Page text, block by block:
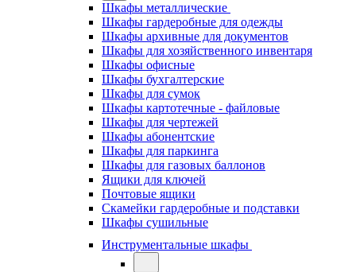
Шкафы металлические
Шкафы гардеробные для одежды
Шкафы архивные для документов
Шкафы для хозяйственного инвентаря
Шкафы офисные
Шкафы бухгалтерские
Шкафы для сумок
Шкафы картотечные - файловые
Шкафы для чертежей
Шкафы абонентские
Шкафы для паркинга
Шкафы для газовых баллонов
Ящики для ключей
Почтовые ящики
Скамейки гардеробные и подставки
Шкафы сушильные
Инструментальные шкафы